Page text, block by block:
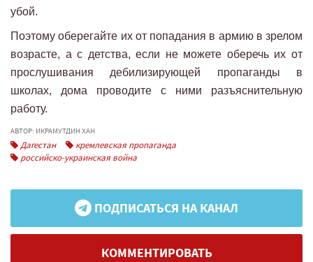
убой.
Поэтому оберегайте их от попадания в армию в зрелом
возрасте, а с детства, если не можете оберечь их от
прослушивания дебилизирующей пропаганды в
школах, дома проводите с ними разъяснительную
работу.
АВТОР: ИКРАМУТДИН ХАН
Дагестан
кремлевская пропаганда
российско-украинская война
ПОДПИСАТЬСЯ НА КАНАЛ
КОММЕНТИРОВАТЬ